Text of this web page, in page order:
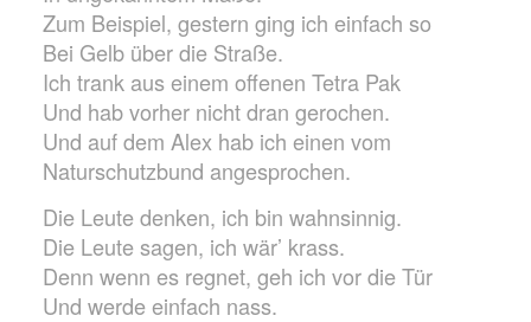
Zum Beispiel, gestern ging ich einfach so
Bei Gelb über die Straße.
Ich trank aus einem offenen Tetra Pak
Und hab vorher nicht dran gerochen.
Und auf dem Alex hab ich einen vom
Naturschutzbund angesprochen.
Die Leute denken, ich bin wahnsinnig.
Die Leute sagen, ich wär’ krass.
Denn wenn es regnet, geh ich vor die Tür
Und werde einfach nass.